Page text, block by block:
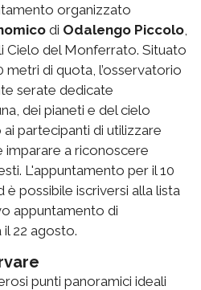
organizzato
di Odalengo Piccolo
Cielo del Monferrato. Situato
metri di quota, l’osservatorio
serate dedicate
dei pianeti e del cielo
partecipanti di utilizzare
a riconoscere
L'appuntamento per il 10
possibile iscriversi alla lista
appuntamento di
22 agosto.
punti panoramici ideali